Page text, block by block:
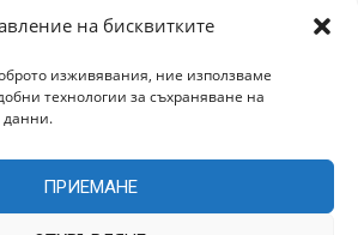
на бисквитките
изживявания, ние използваме
технологии за съхраняване на
данни.
ПРИЕМАНЕ